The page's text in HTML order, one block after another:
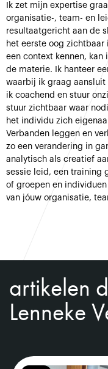
Ik zet mijn expertise
organisatie-, team- en
resultaatgericht aan de
het eerste oog
een context kennen, kan
de materie. Ik hanteer
waarbij ik graag aansluit
ik coachend en stuur
stuur zichtbaar waar
het individu zich
Verbanden leggen en
zo een verandering in
analytisch als creatief
sessie leid, een training
of groepen en
van jóuw organisatie,
artikelen
Lenneke